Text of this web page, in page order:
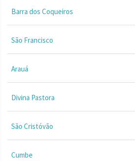
Barra dos Coqueiros
São Francisco
Arauá
Divina Pastora
São Cristóvão
Cumbe